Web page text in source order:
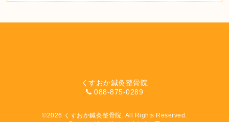
くすおか鍼灸整骨院
088-875-0289
©2026 くすおか鍼灸整骨院. All Rights Reserved.